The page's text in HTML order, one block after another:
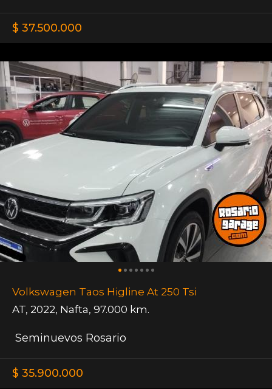
$ 37.500.000
Volkswagen Taos Higline At 250 Tsi
AT, 2022, Nafta, 97.000 km.
Seminuevos Rosario
$ 35.900.000